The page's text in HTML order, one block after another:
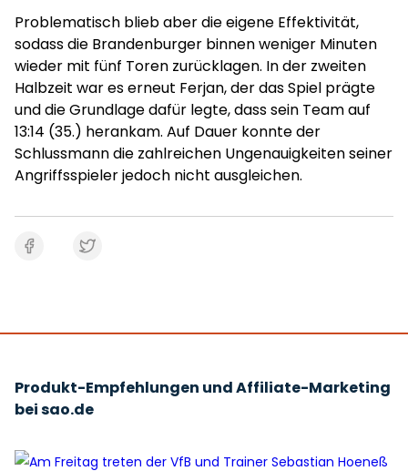
Problematisch blieb aber die eigene Effektivität,
sodass die Brandenburger binnen weniger Minuten
wieder mit fünf Toren zurücklagen. In der zweiten
Halbzeit war es erneut Ferjan, der das Spiel prägte
und die Grundlage dafür legte, dass sein Team auf
13:14 (35.) herankam. Auf Dauer konnte der
Schlussmann die zahlreichen Ungenauigkeiten seiner
Angriffsspieler jedoch nicht ausgleichen.
Produkt-Empfehlungen und Affiliate-Marketing
bei sao.de